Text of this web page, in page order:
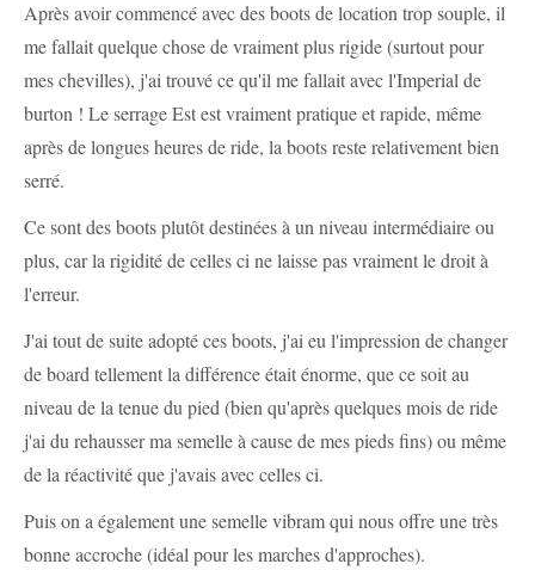
Après avoir commencé avec des boots de location trop souple, il
me fallait quelque chose de vraiment plus rigide (surtout pour
mes chevilles), j'ai trouvé ce qu'il me fallait avec l'Imperial de
burton ! Le serrage Est est vraiment pratique et rapide, même
après de longues heures de ride, la boots reste relativement bien
serré.
Ce sont des boots plutôt destinées à un niveau intermédiaire ou
plus, car la rigidité de celles ci ne laisse pas vraiment le droit à
l'erreur.
J'ai tout de suite adopté ces boots, j'ai eu l'impression de changer
de board tellement la différence était énorme, que ce soit au
niveau de la tenue du pied (bien qu'après quelques mois de ride
j'ai du rehausser ma semelle à cause de mes pieds fins) ou même
de la réactivité que j'avais avec celles ci.
Puis on a également une semelle vibram qui nous offre une très
bonne accroche (idéal pour les marches d'approches).